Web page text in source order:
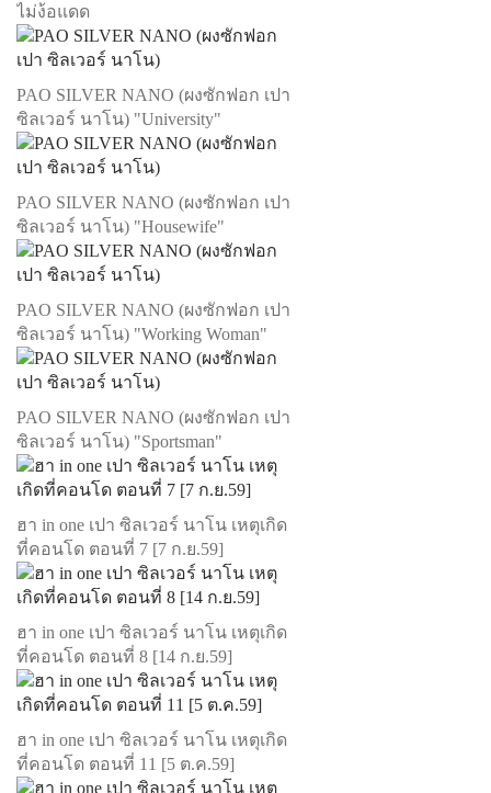
ไม่ง้อแดด
PAO SILVER NANO (ผงซักฟอก เปา
ซิลเวอร์ นาโน) "University"
PAO SILVER NANO (ผงซักฟอก เปา
ซิลเวอร์ นาโน) "Housewife"
PAO SILVER NANO (ผงซักฟอก เปา
ซิลเวอร์ นาโน) "Working Woman"
PAO SILVER NANO (ผงซักฟอก เปา
ซิลเวอร์ นาโน) "Sportsman"
ฮา in one เปา ซิลเวอร์ นาโน เหตุเกิด
ที่คอนโด ตอนที่ 7 [7 ก.ย.59]
ฮา in one เปา ซิลเวอร์ นาโน เหตุเกิด
ที่คอนโด ตอนที่ 8 [14 ก.ย.59]
ฮา in one เปา ซิลเวอร์ นาโน เหตุเกิด
ที่คอนโด ตอนที่ 11 [5 ต.ค.59]